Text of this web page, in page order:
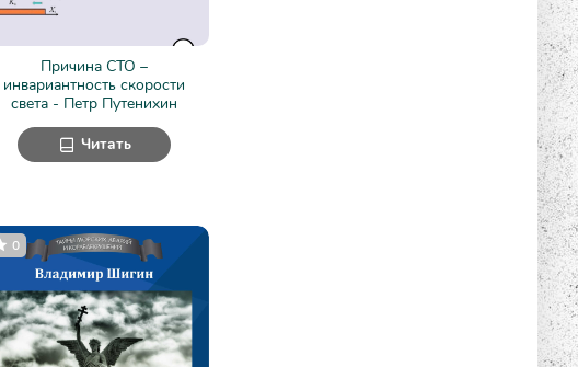
Причина СТО –
инвариантность скорости
света - Петр Путенихин
Читать
0